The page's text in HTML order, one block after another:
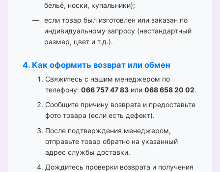
бельё, носки, купальники);
если товар был изготовлен или заказан по
индивидуальному запросу (нестандартный
размер, цвет и т.д.).
4. Как оформить возврат или обмен
Свяжитесь с нашим менеджером по
телефону: 066 757 47 83 или 068 658 20 02.
Сообщите причину возврата и предоставьте
фото товара (если есть дефект).
После подтверждения менеджером,
отправьте товар обратно на указанный
адрес службы доставки.
Дождитесь проверки возврата и получения